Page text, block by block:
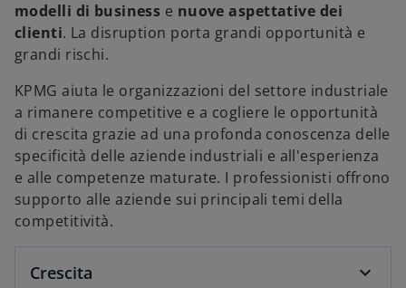
modelli di business e nuove aspettative dei
clienti. La disruption porta grandi opportunità e
grandi rischi.
KPMG aiuta le organizzazioni del settore industriale
a rimanere competitive e a cogliere le opportunità
di crescita grazie ad una profonda conoscenza delle
specificità delle aziende industriali e all'esperienza
e alle competenze maturate. I professionisti offrono
supporto alle aziende sui principali temi della
competitività.
Crescita